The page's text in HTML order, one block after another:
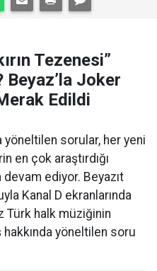
Tezenesi”
Beyaz’la Joker
Edildi
yöneltilen sorular, her yeni
en çok araştırdığı
devam ediyor. Beyazıt
Kanal D ekranlarında
Türk halk müziğinin
yöneltilen soru